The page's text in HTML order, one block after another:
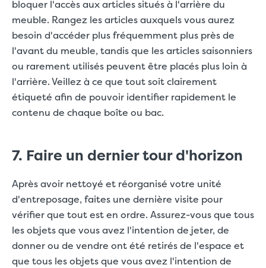
bloquer l'accès aux articles situés à l'arrière du
meuble. Rangez les articles auxquels vous aurez
besoin d'accéder plus fréquemment plus près de
l'avant du meuble, tandis que les articles saisonniers
ou rarement utilisés peuvent être placés plus loin à
l'arrière. Veillez à ce que tout soit clairement
étiqueté afin de pouvoir identifier rapidement le
contenu de chaque boîte ou bac.
7. Faire un dernier tour d'horizon
Après avoir nettoyé et réorganisé votre unité
d'entreposage, faites une dernière visite pour
vérifier que tout est en ordre. Assurez-vous que tous
les objets que vous avez l'intention de jeter, de
donner ou de vendre ont été retirés de l'espace et
que tous les objets que vous avez l'intention de